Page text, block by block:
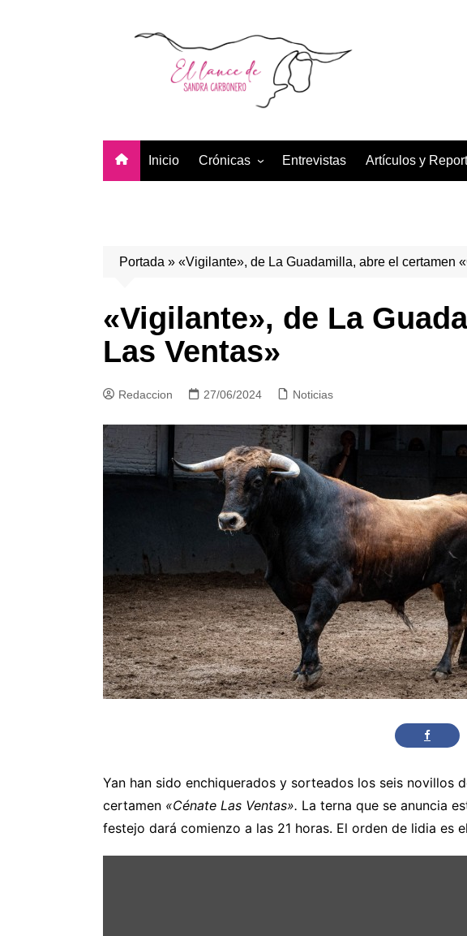
Inicio Crónicas
Temporada 2021
Entrevistas Artículos y
Portada » «Vigilante», de La Guadamilla, abre el certamen
«Vigilante», de La
Las Ventas»
Redaccion 27/06/2024 Noticias
Yan han sido enchiquerados y sorteados los seis novillos
certamen «Cénate Las Ventas». La terna que se anuncia
festejo dará comienzo a las 21 horas. El orden de lidia es